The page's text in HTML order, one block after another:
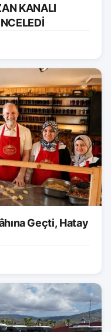
KANALI
Geçti, Hatay